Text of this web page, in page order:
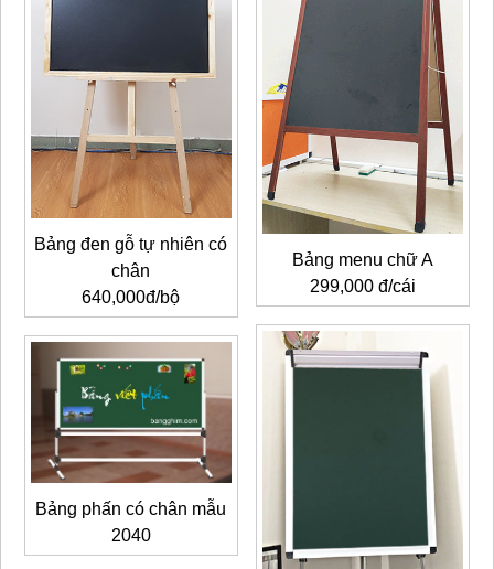
Bảng đen gỗ tự nhiên có
chân
640,000đ/bộ
Bảng phấn có chân mẫu
2040
Bảng menu chữ A
299,000 đ/cái